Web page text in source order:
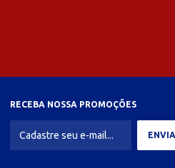
RECEBA NOSSA PROMOÇÕES